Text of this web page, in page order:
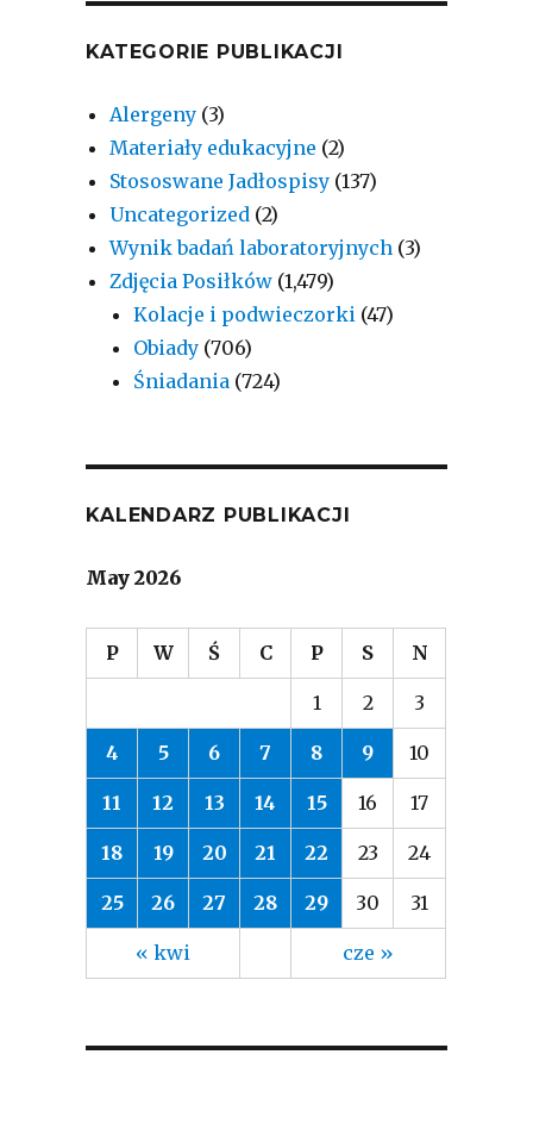
KATEGORIE PUBLIKACJI
Alergeny (3)
Materiały edukacyjne (2)
Stososwane Jadłospisy (137)
Uncategorized (2)
Wynik badań laboratoryjnych (3)
Zdjęcia Posiłków (1,479)
Kolacje i podwieczorki (47)
Obiady (706)
Śniadania (724)
KALENDARZ PUBLIKACJI
May 2026
P W Ś C P S N
« kwi cze »
1 2 3
4 5 6 7 8 9 10
11 12 13 14 15 16 17
18 19 20 21 22 23 24
25 26 27 28 29 30 31